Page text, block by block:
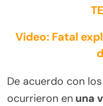
Video: Fatal
De acuerdo con
ocurrieron en una